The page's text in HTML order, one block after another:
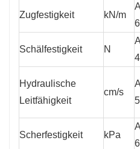
Zugfestigkeit kN/m
Schälfestigkeit N
Hydraulische
Leitfähigkeit
cm/s
Scherfestigkeit kPa